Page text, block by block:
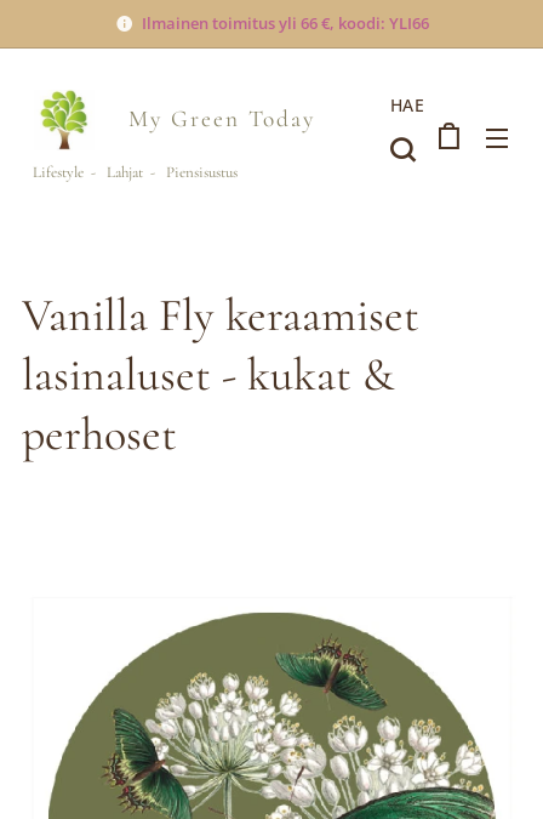
Ilmainen toimitus yli 66 €, koodi: YLI66
My Green Today
Lifestyle - Lahjat - Piensisustus
HAE
Vanilla Fly keraamiset
lasinaluset - kukat &
perhoset